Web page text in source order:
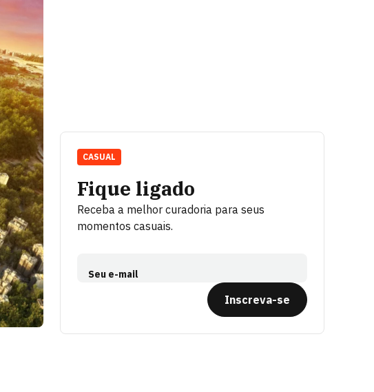
Fique ligado
Receba a melhor curadoria para seus
momentos casuais.
Seu e-mail
Inscreva-se
CASUAL